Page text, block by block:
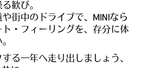
歓び。
街中のドライブで、MINIなら
ト・フィーリングを、存分に体
る一年へ走り出しましょう、